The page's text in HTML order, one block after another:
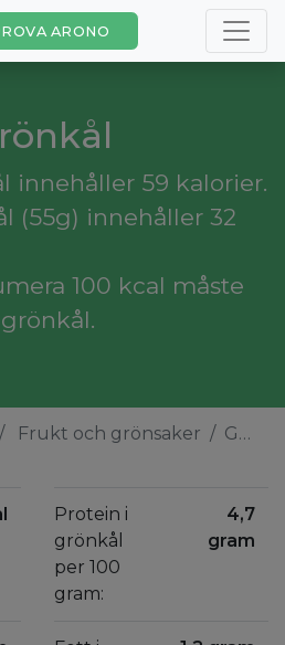
ARONO
innehåller 59 kalorier.
(55g) innehåller 32
100 kcal måste
Frukt och grönsaker Grönkål
Protein i
grönkål
per 100
gram:
4,7
gram